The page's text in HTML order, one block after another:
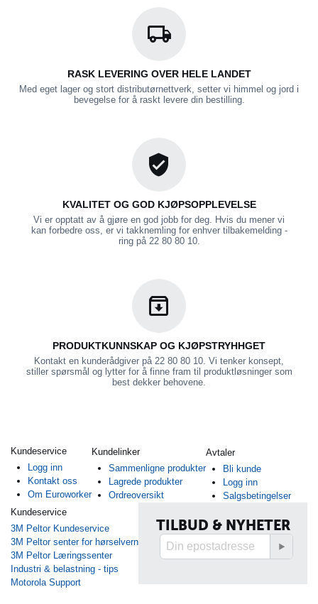
RASK LEVERING OVER HELE LANDET
Med eget lager og stort distributørnettverk, setter vi himmel og jord i
bevegelse for å raskt levere din bestilling.
KVALITET OG GOD KJØPSOPPLEVELSE
Vi er opptatt av å gjøre en god jobb for deg. Hvis du mener vi
kan forbedre oss, er vi takknemling for enhver tilbakemelding -
ring på 22 80 80 10.
PRODUKTKUNNSKAP OG KJØPSTRYHHGET
Kontakt en kunderådgiver på 22 80 80 10. Vi tenker konsept,
stiller spørsmål og lytter for å finne fram til produktløsninger som
best dekker behovene.
Kundeservice
Logg inn
Kontakt oss
Om Euroworker
Kundelinker
Sammenligne produkter
Lagrede produkter
Ordreoversikt
Avtaler
Bli kunde
Logg inn
Salgsbetingelser
Kundeservice
3M Peltor Kundeservice
3M Peltor senter for hørselvern
3M Peltor Læringssenter
Industri & belastning - tips
Motorola Support
TILBUD & NYHETER